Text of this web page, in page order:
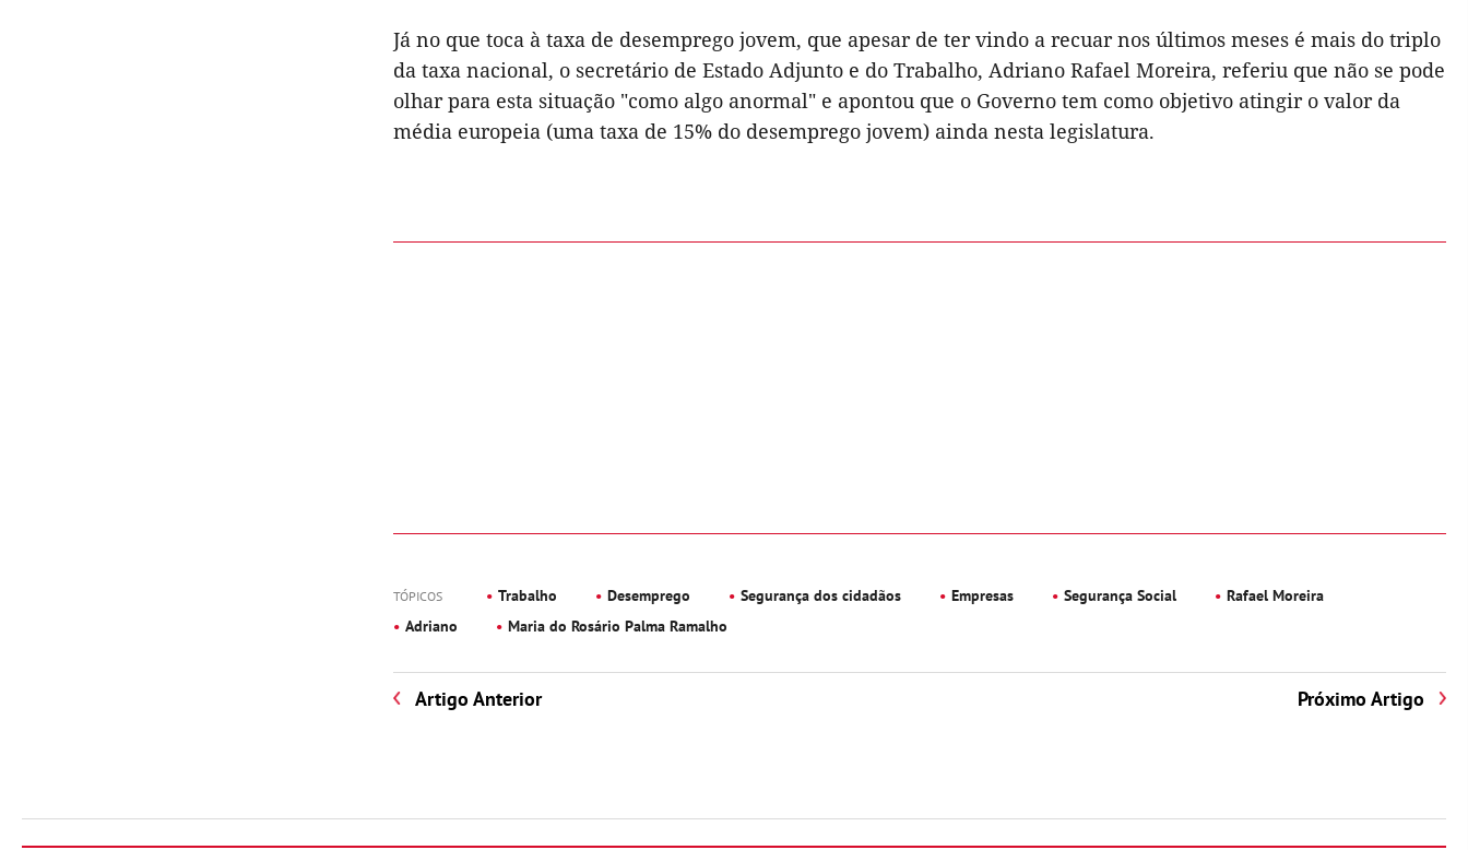
Já no que toca à taxa de desemprego jovem, que apesar de ter vindo a recuar nos últimos meses é mais do triplo
da taxa nacional, o secretário de Estado Adjunto e do Trabalho, Adriano Rafael Moreira, referiu que não se pode
olhar para esta situação "como algo anormal" e apontou que o Governo tem como objetivo atingir o valor da
média europeia (uma taxa de 15% do desemprego jovem) ainda nesta legislatura.
TÓPICOS Trabalho Desemprego Segurança dos cidadãos Empresas Segurança Social
Rafael Moreira
Adriano
Maria do Rosário Palma Ramalho
Artigo Anterior Próximo Artigo